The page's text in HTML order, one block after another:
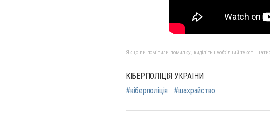
Якщо ви помітили помилку, виділіть необхідний текст і
КІБЕРПОЛІЦІЯ УКРАЇНИ
#кіберполіція
#шахрайство